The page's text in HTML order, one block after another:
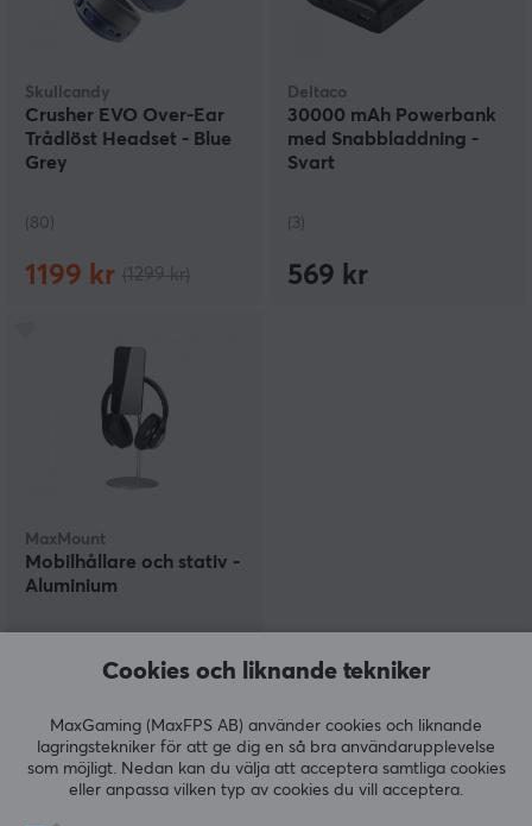
Skullcandy
Crusher EVO Over-Ear
Trådlöst Headset - Blue
Grey
(80)
1199 kr
Deltaco
30000 mAh Powerbank
med Snabbladdning -
Svart
(3)
569 kr
MaxMount
Mobilhållare och stativ -
Aluminium
299 kr
Cookies och liknande tekniker
MaxGaming (MaxFPS AB) använder cookies och liknande
lagringstekniker för att ge dig en så bra användarupplevelse
som möjligt. Nedan kan du välja att acceptera samtliga cookies
eller anpassa vilken typ av cookies du vill acceptera.